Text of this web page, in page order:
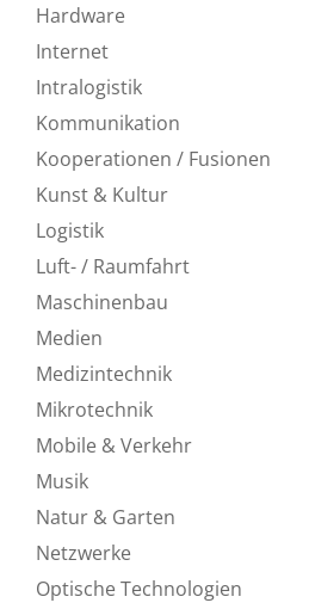
Hardware
Internet
Intralogistik
Kommunikation
Kooperationen / Fusionen
Kunst & Kultur
Logistik
Luft- / Raumfahrt
Maschinenbau
Medien
Medizintechnik
Mikrotechnik
Mobile & Verkehr
Musik
Natur & Garten
Netzwerke
Optische Technologien